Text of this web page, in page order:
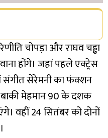
चोपड़ा और राघव चड्ढा
होंगे। जहां पहले एक्ट्रेस
संगीत सेरेमनी का फंक्शन
बाकी मेहमान 90 के दशक
वहीं 24 सितंबर को दोनों